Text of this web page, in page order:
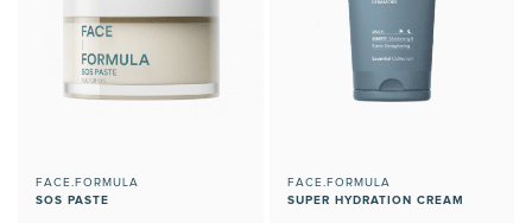
FACE.FORMULA
SOS PASTE
FACE.FORMULA
SUPER HYDRATION CREAM